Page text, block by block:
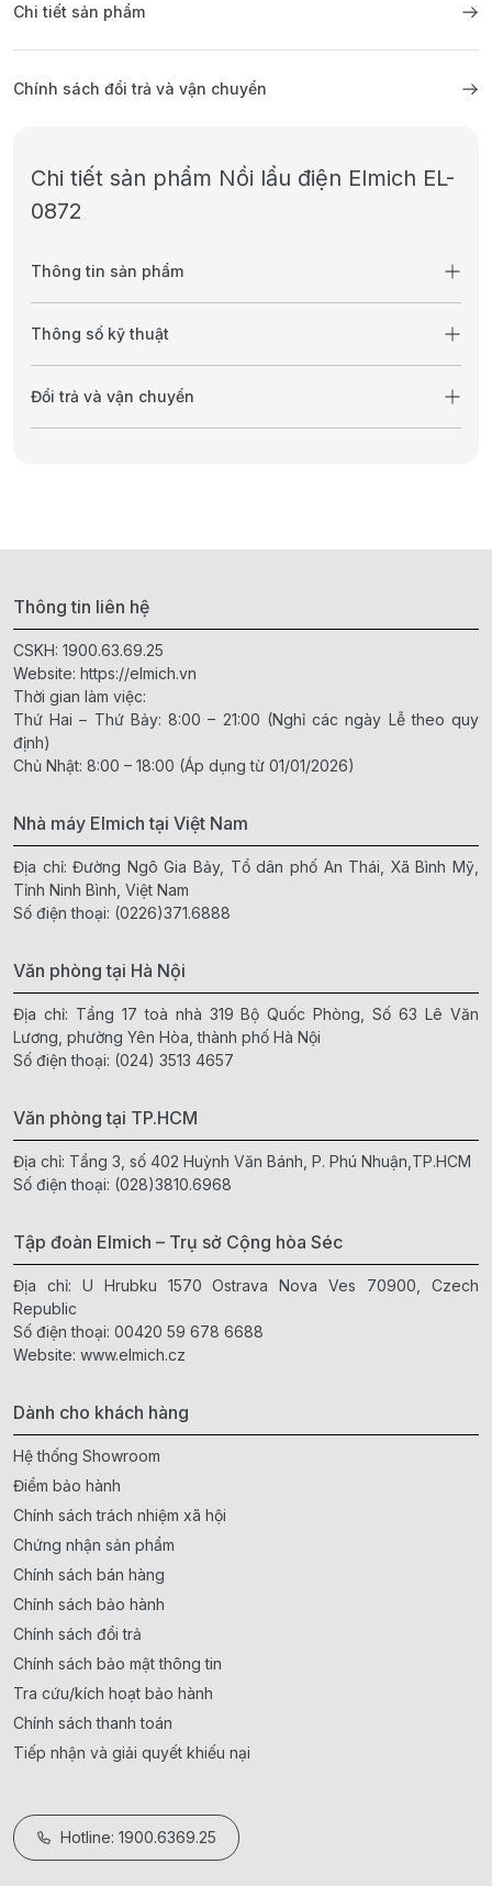
Chi tiết sản phẩm
Chính sách đổi trả và vận chuyển
Chi tiết sản phẩm Nồi lẩu điện Elmich EL-
0872
Thông tin sản phẩm
Thông số kỹ thuật
Đổi trả và vận chuyển
Thông tin liên hệ
CSKH: 1900.63.69.25
Website: https://elmich.vn
Thời gian làm việc:
Thứ Hai – Thứ Bảy: 8:00 – 21:00 (Nghỉ các ngày Lễ theo quy
định)
Chủ Nhật: 8:00 – 18:00 (Áp dụng từ 01/01/2026)
Nhà máy Elmich tại Việt Nam
Địa chỉ: Đường Ngô Gia Bảy, Tổ dân phố An Thái, Xã Bình Mỹ,
Tỉnh Ninh Bình, Việt Nam
Số điện thoại: (0226)371.6888
Văn phòng tại Hà Nội
Địa chỉ: Tầng 17 toà nhà 319 Bộ Quốc Phòng, Số 63 Lê Văn
Lương, phường Yên Hòa, thành phố Hà Nội
Số điện thoại: (024) 3513 4657
Văn phòng tại TP.HCM
Địa chỉ: Tầng 3, số 402 Huỳnh Văn Bánh, P. Phú Nhuận,TP.HCM
Số điện thoại: (028)3810.6968
Tập đoàn Elmich – Trụ sở Cộng hòa Séc
Địa chỉ: U Hrubku 1570 Ostrava Nova Ves 70900, Czech
Republic
Số điện thoại: 00420 59 678 6688
Website: www.elmich.cz
Dành cho khách hàng
Hệ thống Showroom
Điểm bảo hành
Chính sách trách nhiệm xã hội
Chứng nhận sản phẩm
Chính sách bán hàng
Chính sách bảo hành
Chính sách đổi trả
Chính sách bảo mật thông tin
Tra cứu/kích hoạt bảo hành
Chính sách thanh toán
Tiếp nhận và giải quyết khiếu nại
Hotline: 1900.6369.25